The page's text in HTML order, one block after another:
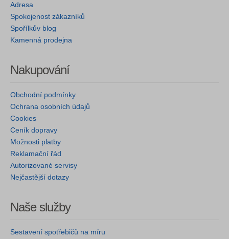
Adresa
Spokojenost zákazníků
Spořílkův blog
Kamenná prodejna
Nakupování
Obchodní podmínky
Ochrana osobních údajů
Cookies
Ceník dopravy
Možnosti platby
Reklamační řád
Autorizované servisy
Nejčastější dotazy
Naše služby
Sestavení spotřebičů na míru